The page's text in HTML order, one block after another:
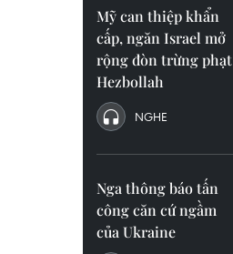
Mỹ can thiệp khẩn
cấp, ngăn Israel mở
rộng đòn trừng phạt
Hezbollah
NGHE
Nga thông báo tấn
công căn cứ ngầm
của Ukraine